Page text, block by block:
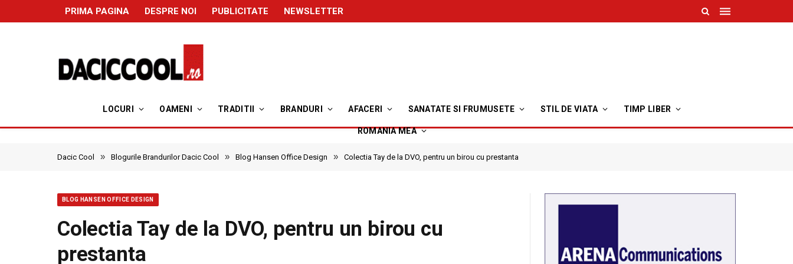
PRIMA PAGINA DESPRE NOI PUBLICITATE NEWSLETTER
LOCURI OAMENI TRADITII BRANDURI AFACERI SANATATE SI FRUMUSETE STIL DE VIATA TIMP LIBER
ROMANIA MEA
Dacic Cool » Blogurile Brandurilor Dacic Cool » Blog Hansen Office Design » Colectia Tay de la DVO, pentru un birou cu prestanta
BLOG HANSEN OFFICE DESIGN
Colectia Tay de la DVO, pentru un birou cu
prestanta